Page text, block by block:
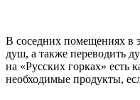
В соседних помещениях в
душ, а также переводить
на «Русских горках» есть
необходимые продукты,